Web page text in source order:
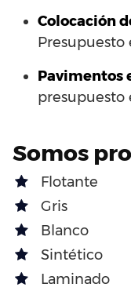
Colocación
Presupuesto
Pavimentos
presupuesto
Somos
Flotante
Gris
Blanco
Sintético
Laminado